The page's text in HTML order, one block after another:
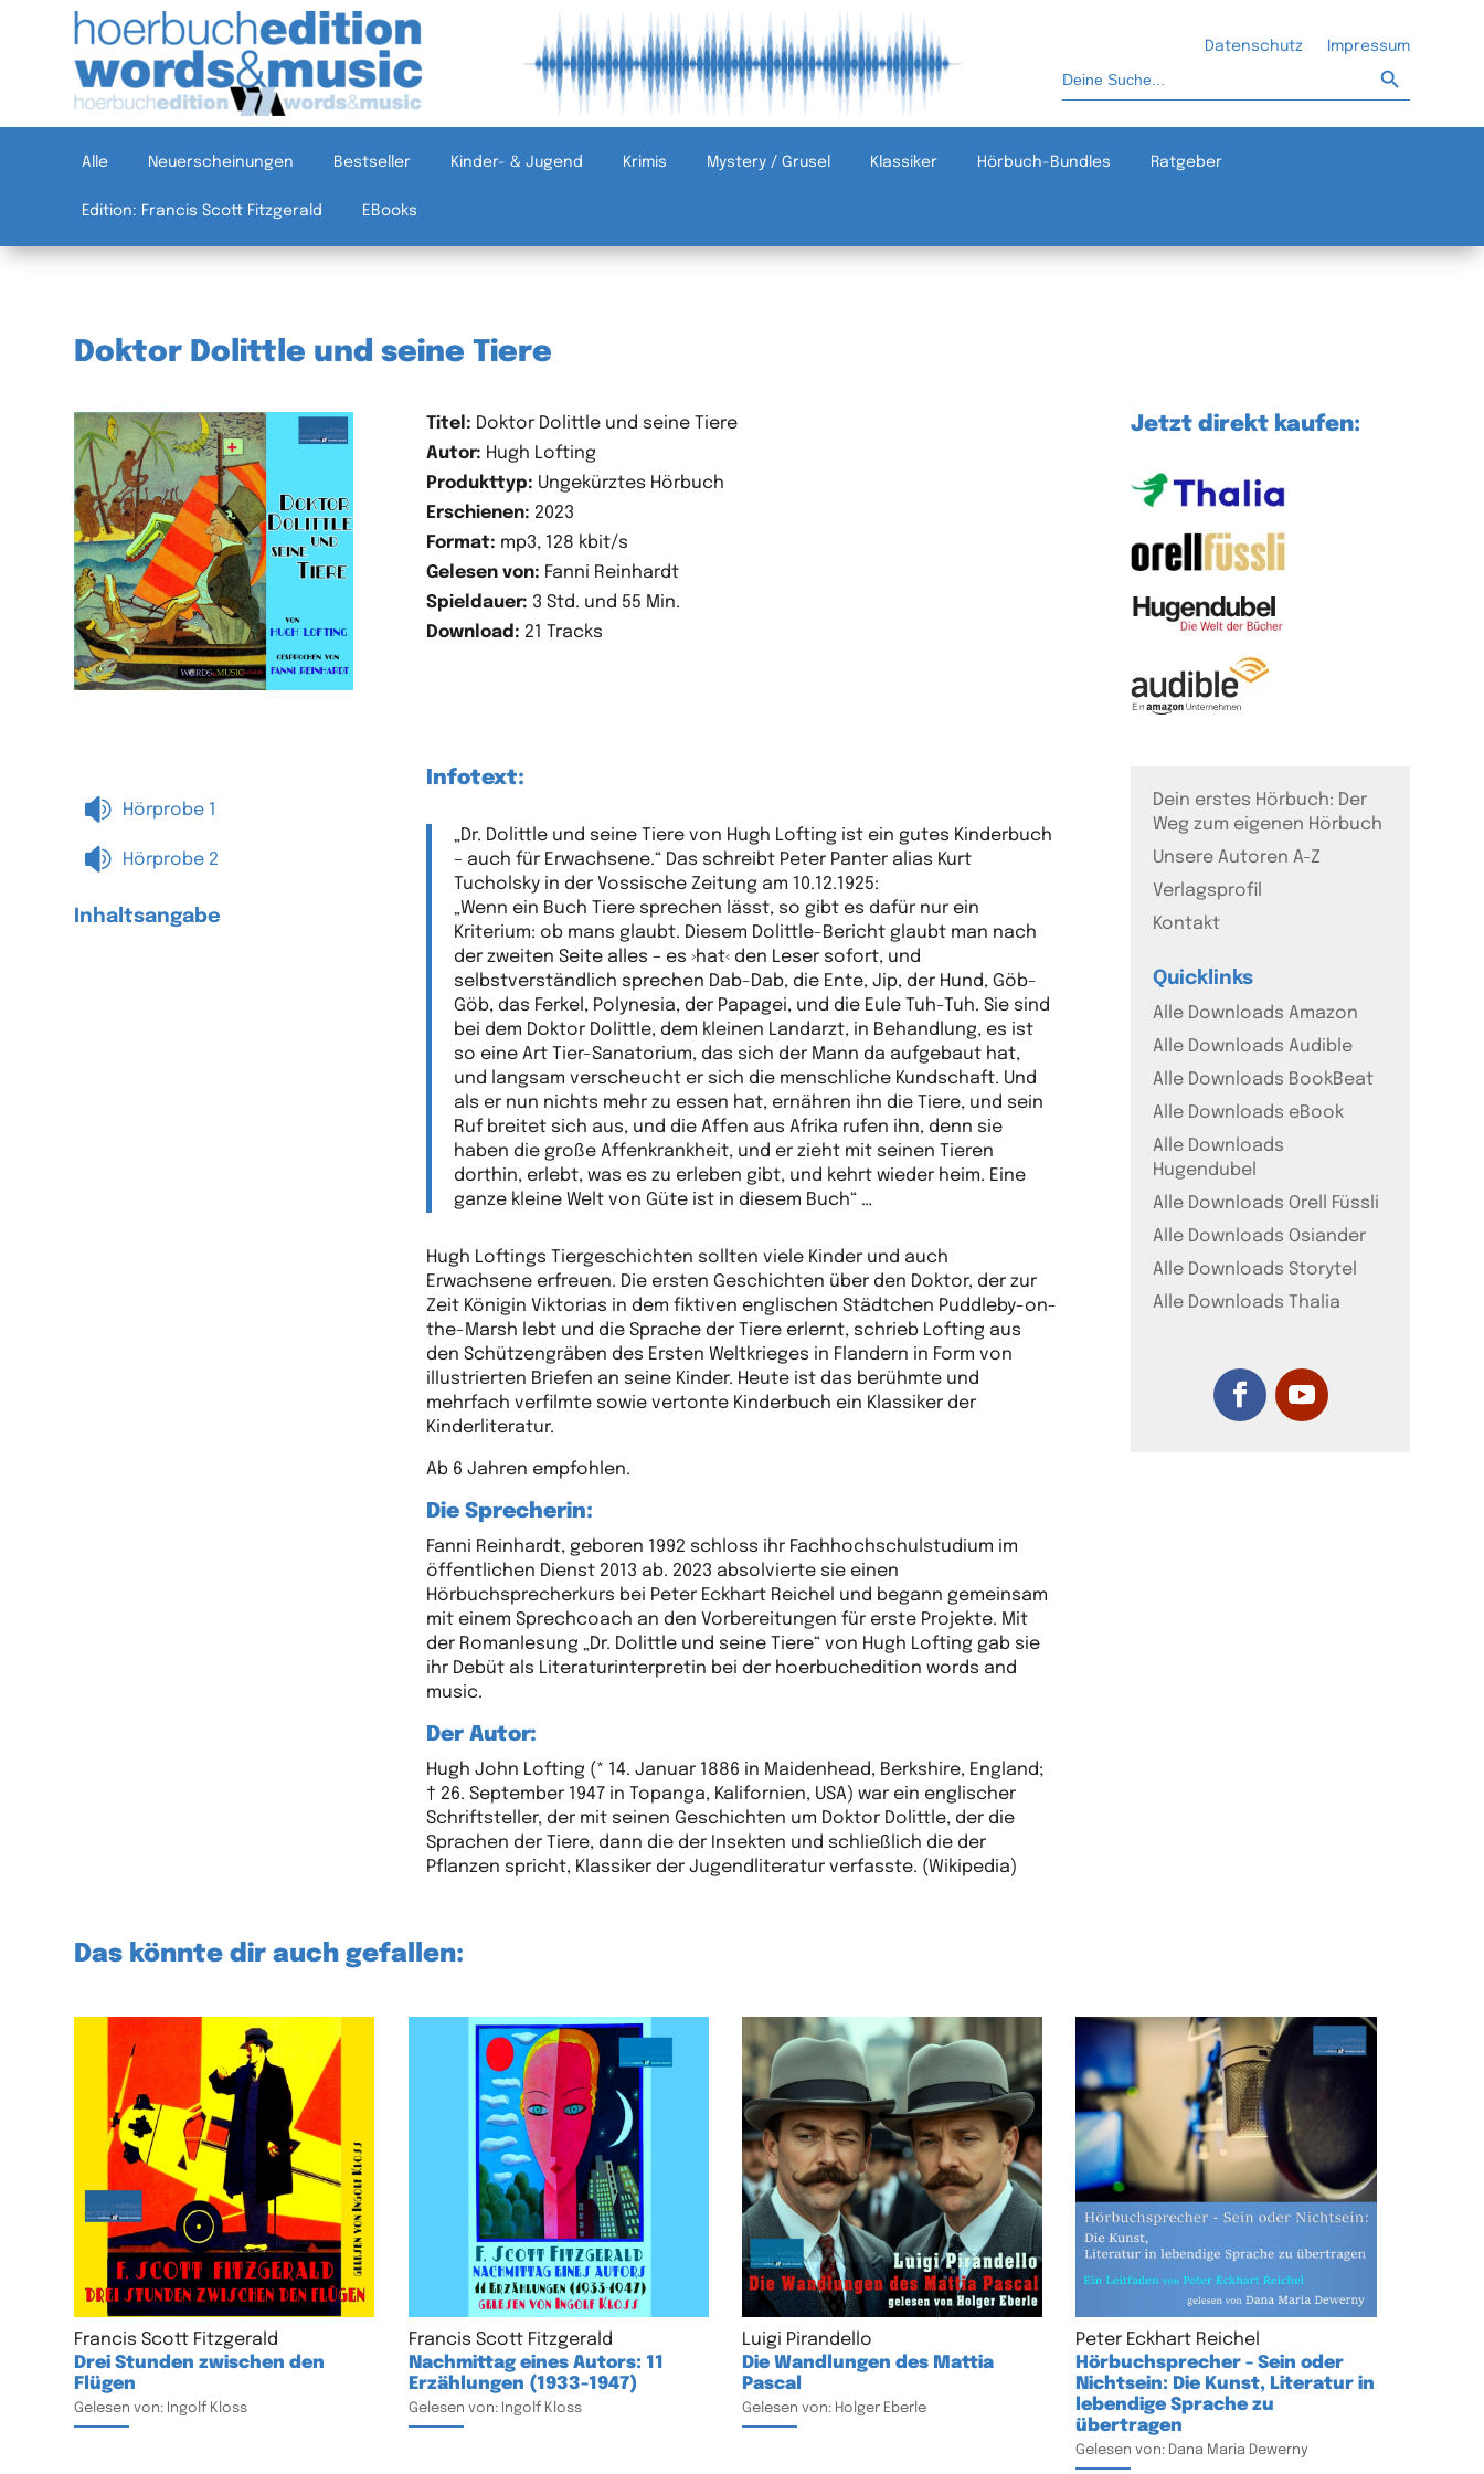
Datenschutz Impressum
nach:
Alle Neuerscheinungen Bestseller Kinder- & Jugend Krimis Mystery / Grusel Klassiker Hörbuch-Bundles Ratgeber
Edition: Francis Scott Fitzgerald EBooks
Doktor Dolittle und seine Tiere
Titel: Doktor Dolittle und seine Tiere
Autor: Hugh Lofting
Produkttyp: Ungekürztes Hörbuch
Erschienen: 2023
Format: mp3, 128 kbit/s
Gelesen von: Fanni Reinhardt
Spieldauer: 3 Std. und 55 Min.
Download: 21 Tracks
Jetzt direkt kaufen:
 Hörprobe 1
 Hörprobe 2
Inhaltsangabe
Infotext:
„Dr. Dolittle und seine Tiere von Hugh Lofting ist ein gutes Kinderbuch
– auch für Erwachsene.“ Das schreibt Peter Panter alias Kurt
Tucholsky in der Vossische Zeitung am 10.12.1925:
„Wenn ein Buch Tiere sprechen lässt, so gibt es dafür nur ein
Kriterium: ob mans glaubt. Diesem Dolittle-Bericht glaubt man nach
der zweiten Seite alles – es ›hat‹ den Leser sofort, und
selbstverständlich sprechen Dab-Dab, die Ente, Jip, der Hund, Göb-
Göb, das Ferkel, Polynesia, der Papagei, und die Eule Tuh-Tuh. Sie sind
bei dem Doktor Dolittle, dem kleinen Landarzt, in Behandlung, es ist
so eine Art Tier-Sanatorium, das sich der Mann da aufgebaut hat,
und langsam verscheucht er sich die menschliche Kundschaft. Und
als er nun nichts mehr zu essen hat, ernähren ihn die Tiere, und sein
Ruf breitet sich aus, und die Affen aus Afrika rufen ihn, denn sie
haben die große Affenkrankheit, und er zieht mit seinen Tieren
dorthin, erlebt, was es zu erleben gibt, und kehrt wieder heim. Eine
ganze kleine Welt von Güte ist in diesem Buch“ …
Hugh Loftings Tiergeschichten sollten viele Kinder und auch
Erwachsene erfreuen. Die ersten Geschichten über den Doktor, der zur
Zeit Königin Viktorias in dem fiktiven englischen Städtchen Puddleby-on-
the-Marsh lebt und die Sprache der Tiere erlernt, schrieb Lofting aus
den Schützengräben des Ersten Weltkrieges in Flandern in Form von
illustrierten Briefen an seine Kinder. Heute ist das berühmte und
mehrfach verfilmte sowie vertonte Kinderbuch ein Klassiker der
Kinderliteratur.
Ab 6 Jahren empfohlen.
Die Sprecherin:
Fanni Reinhardt, geboren 1992 schloss ihr Fachhochschulstudium im
öffentlichen Dienst 2013 ab. 2023 absolvierte sie einen
Hörbuchsprecherkurs bei Peter Eckhart Reichel und begann gemeinsam
mit einem Sprechcoach an den Vorbereitungen für erste Projekte. Mit
der Romanlesung „Dr. Dolittle und seine Tiere“ von Hugh Lofting gab sie
ihr Debüt als Literaturinterpretin bei der hoerbuchedition words and
music.
Der Autor:
Hugh John Lofting (* 14. Januar 1886 in Maidenhead, Berkshire, England;
† 26. September 1947 in Topanga, Kalifornien, USA) war ein englischer
Schriftsteller, der mit seinen Geschichten um Doktor Dolittle, der die
Sprachen der Tiere, dann die der Insekten und schließlich die der
Pflanzen spricht, Klassiker der Jugendliteratur verfasste. (Wikipedia)
Dein erstes Hörbuch: Der
Weg zum eigenen Hörbuch
Unsere Autoren A-Z
Verlagsprofil
Kontakt
Quicklinks
Alle Downloads Amazon
Alle Downloads Audible
Alle Downloads BookBeat
Alle Downloads eBook
Alle Downloads
Hugendubel
Alle Downloads Orell Füssli
Alle Downloads Osiander
Alle Downloads Storytel
Alle Downloads Thalia
Das könnte dir auch gefallen:
Francis Scott Fitzgerald
Drei Stunden zwischen den
Flügen
Gelesen von: Ingolf Kloss
Francis Scott Fitzgerald
Nachmittag eines Autors: 11
Erzählungen (1933-1947)
Gelesen von: Ingolf Kloss
Luigi Pirandello
Die Wandlungen des Mattia
Pascal
Gelesen von: Holger Eberle
Peter Eckhart Reichel
Hörbuchsprecher - Sein oder
Nichtsein: Die Kunst, Literatur in
lebendige Sprache zu
übertragen
Gelesen von: Dana Maria Dewerny